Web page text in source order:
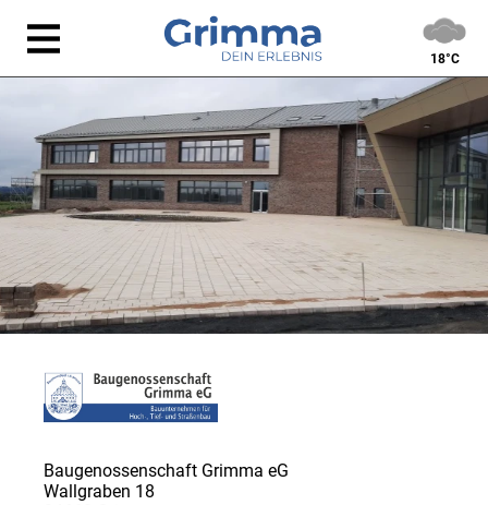
18°C
Baugenossenschaft Grimma eG
Wallgraben 18